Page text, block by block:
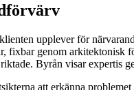
upplever för
fixbar genom
Byrån visar expertis
att erkänna